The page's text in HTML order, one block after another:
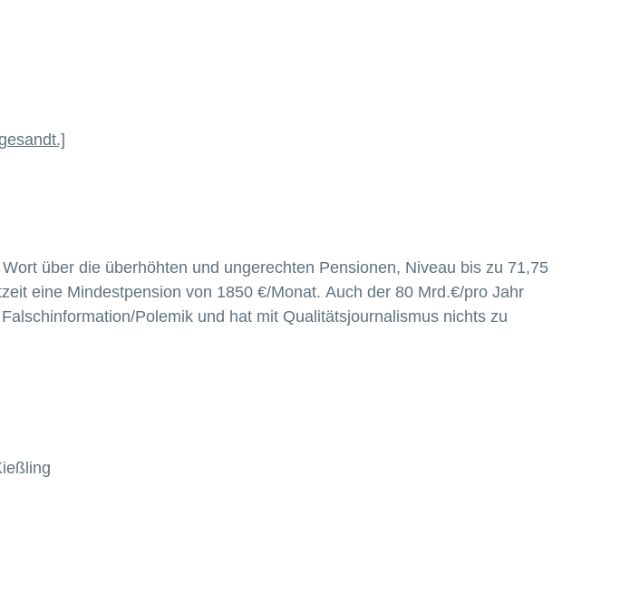
über die überhöhten und ungerechten Pensionen, Niveau bis zu 71,75
eine Mindestpension von 1850 €/Monat. Auch der 80 Mrd.€/pro Jahr
Polemik und hat mit Qualitätsjournalismus nichts zu